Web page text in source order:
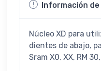
Información
Núcleo XD para
dientes de abajo,
Sram X0, XX, RM